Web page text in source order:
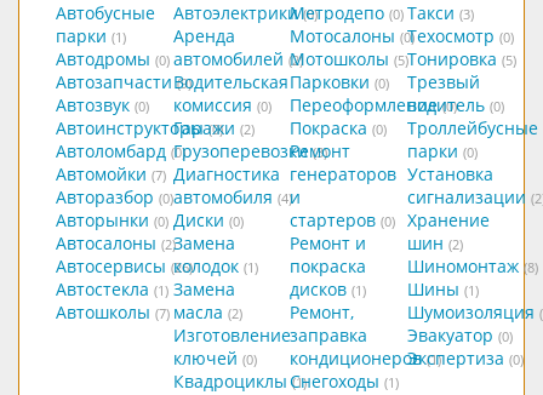
Автобусные
парки (1)
Автодромы (0)
Автозапчасти (9)
Автозвук (0)
Автоинструкторы (0)
Автоломбард (0)
Автомойки (7)
Авторазбор (0)
Авторынки (0)
Автосалоны (2)
Автосервисы (26)
Автостекла (1)
Автошколы (7)
Автоэлектрики (0)
Аренда
автомобилей (2)
Водительская
комиссия (0)
Гаражи (2)
Грузоперевозки (3)
Диагностика
автомобиля (4)
Диски (0)
Замена
колодок (1)
Замена
масла (2)
Изготовление
ключей (0)
Квадроциклы (1)
Метродепо (0)
Мотосалоны (0)
Мотошколы (5)
Парковки (0)
Переоформление (0)
Покраска (0)
Ремонт
генераторов
и
стартеров (0)
Ремонт и
покраска
дисков (1)
Ремонт,
заправка
кондиционеров (1)
Снегоходы (1)
Такси (3)
Техосмотр (0)
Тонировка (5)
Трезвый
водитель (0)
Троллейбусные
парки (0)
Установка
сигнализации
Хранение
шин (2)
Шиномонтаж (8)
Шины (1)
Шумоизоляция
Эвакуатор (0)
Экспертиза (0)